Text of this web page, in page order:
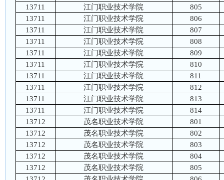
13711 江门职业技术学院
805
13711
江门职业技术学院
806
13711
江门职业技术学院
807
13711
江门职业技术学院
808
13711
江门职业技术学院
809
13711
江门职业技术学院
810
13711
江门职业技术学院
811
13711
江门职业技术学院
812
13711
江门职业技术学院
813
13711
江门职业技术学院
814
13712
茂名职业技术学院
801
13712
茂名职业技术学院
802
13712
茂名职业技术学院
803
13712
茂名职业技术学院
804
13712
茂名职业技术学院
805